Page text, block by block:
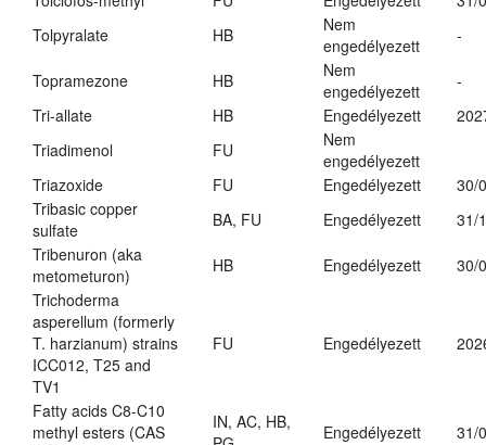
Tolpyralate
HB
Nem
engedélyezett
-
Topramezone HB
Nem
engedélyezett
-
Tri-allate
HB Engedélyezett
Triadimenol
FU
Nem
engedélyezett
Triazoxide
FU Engedélyezett
30/
Tribasic copper
sulfate
BA, FU Engedélyezett
31/
Tribenuron (aka
metometuron)
HB Engedélyezett
30/
Trichoderma
asperellum (formerly
T. harzianum) strains
ICC012, T25 and
TV1
FU Engedélyezett
Fatty acids C8-C10
methyl esters (CAS
IN, AC, HB,
Engedélyezett 31/